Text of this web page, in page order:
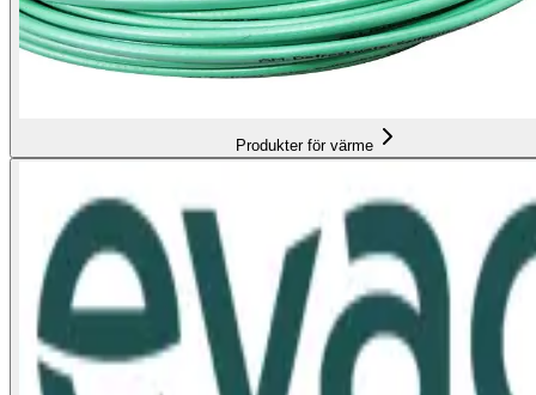
Produkter för värme